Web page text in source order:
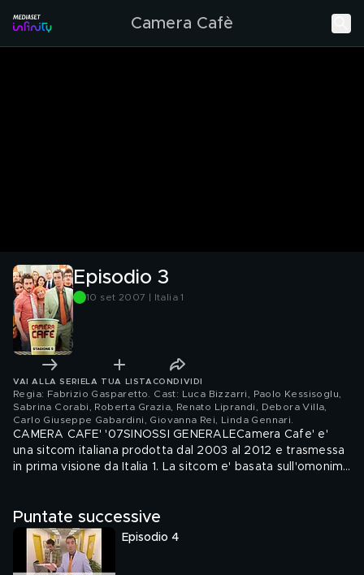
Camera Cafè
Episodio 3
10 set 2007 | Italia 1
VAI ALLA SERIE LA TUA LISTA CONDIVIDI
Regia: Fabrizio Gasparetto. Cast: Luca Bizzarri, Paolo Kessisoglu,
Sabrina Corabi, Roberta Grazia, Renato Liprandi, Debora Villa,
Carlo Giuseppe Gabardini, Giovanna Rei, Linda Gennari
CAMERA CAFE' '07SINOSSI GENERALECamera Cafe' e'
una sitcom italiana prodotta dal 2003 al 2012 e trasmessa
in prima visione da Italia 1. La sitcom e' basata sull'omonimo
dall'accostamento e fusione dei termini cafe' ("caffe'") e
came'ra cache'e ("telecamera nascosta").Protagonisti della
sitcom sono Luca e Paolo, il duo comico arrivato al grande
pubblico proprio con questa esilarante sitcom...
Puntate successive
Episodio 4